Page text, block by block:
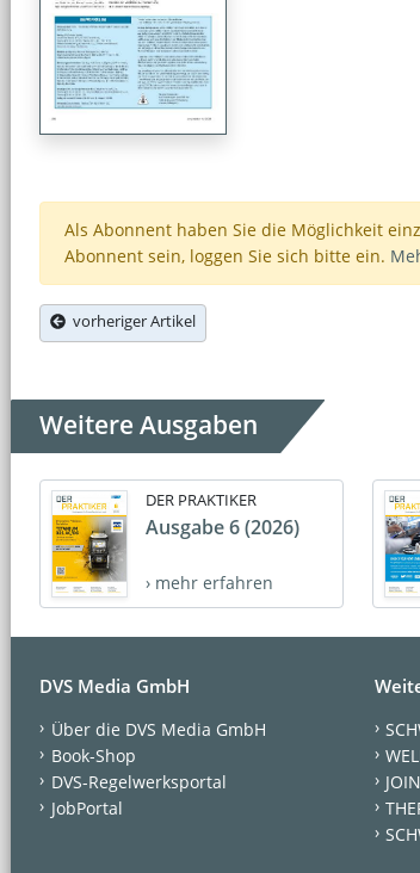
Als Abonnent haben Sie die Möglichkeit
Abonnent sein, loggen Sie sich bitte ein.
vorheriger Artikel
Weitere Ausgaben
DER PRAKTIKER
Ausgabe 6 (2026)
› mehr erfahren
DVS Media GmbH
Über die DVS Media GmbH
Book-Shop
DVS-Regelwerksportal
JobPortal